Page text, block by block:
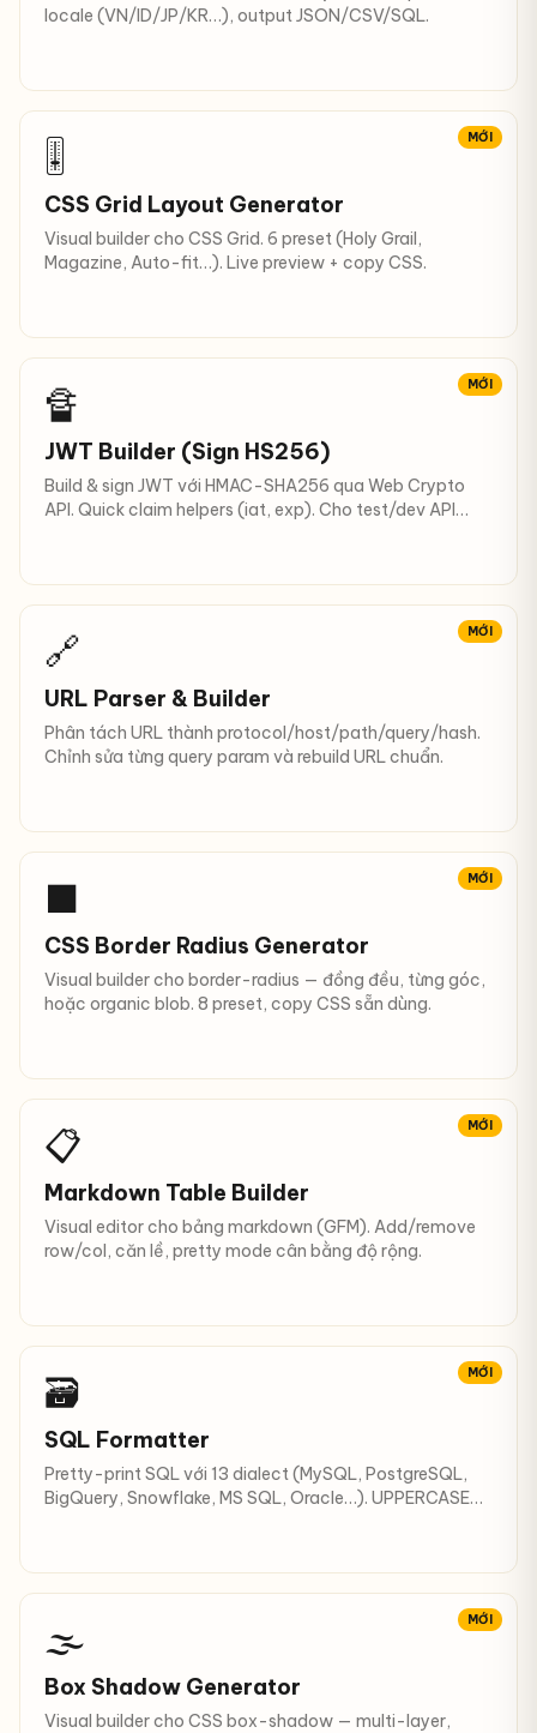
locale (VN/ID/JP/KR…), output JSON/CSV/SQL.
MỚI
🎚
CSS Grid Layout Generator
Visual builder cho CSS Grid. 6 preset (Holy Grail,
Magazine, Auto-fit…). Live preview + copy CSS.
MỚI
🔏
JWT Builder (Sign HS256)
Build & sign JWT với HMAC-SHA256 qua Web Crypto
API. Quick claim helpers (iat, exp). Cho test/dev API
MỚI
🔗
URL Parser & Builder
Phân tách URL thành protocol/host/path/query/hash.
Chỉnh sửa từng query param và rebuild URL chuẩn.
MỚI
⬛
CSS Border Radius Generator
Visual builder cho border-radius — đồng đều, từng góc,
hoặc organic blob. 8 preset, copy CSS sẵn dùng.
MỚI
📋
Markdown Table Builder
Visual editor cho bảng markdown (GFM). Add/remove
row/col, căn lề, pretty mode cân bằng độ rộng.
MỚI
🗃️
SQL Formatter
Pretty-print SQL với 13 dialect (MySQL, PostgreSQL,
BigQuery, Snowflake, MS SQL, Oracle…). UPPERCASE
MỚI
🌫️
Box Shadow Generator
Visual builder cho CSS box-shadow — multi-layer,